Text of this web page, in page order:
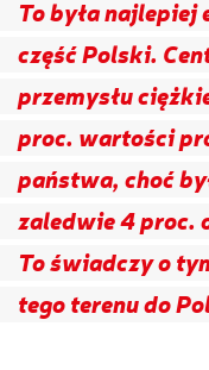
To była
część Polski.
przemysłu
proc. wartości
państwa, choć
zaledwie 4 proc.
To świadczy o
tego terenu do